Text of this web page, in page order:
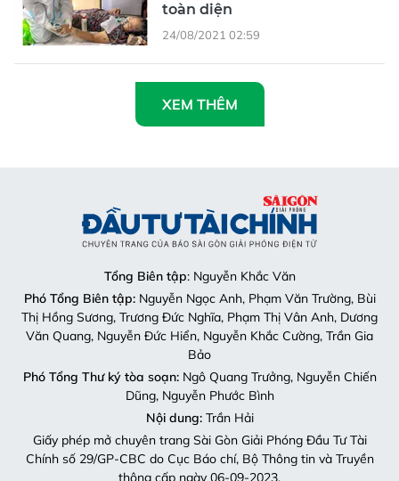
toàn diện
24/08/2021 02:59
XEM THÊM
Tổng Biên tập: Nguyễn Khắc Văn
Phó Tổng Biên tập:Nguyễn Ngọc Anh, Phạm Văn Trường, Bùi
Thị Hồng Sương, Trương Đức Nghĩa, Phạm Thị Vân Anh, Dương
Văn Quang, Nguyễn Đức Hiển, Nguyễn Khắc Cường, Trần Gia
Bảo
Phó Tổng Thư ký tòa soạn:Ngô Quang Trưởng, Nguyễn Chiến
Dũng, Nguyễn Phước Bình
Nội dung:Trần Hải
Giấy phép mở chuyên trang Sài Gòn Giải Phóng Đầu Tư Tài
Chính số 29/GP-CBC do Cục Báo chí, Bộ Thông tin và Truyền
thông cấp ngày 06-09-2023.